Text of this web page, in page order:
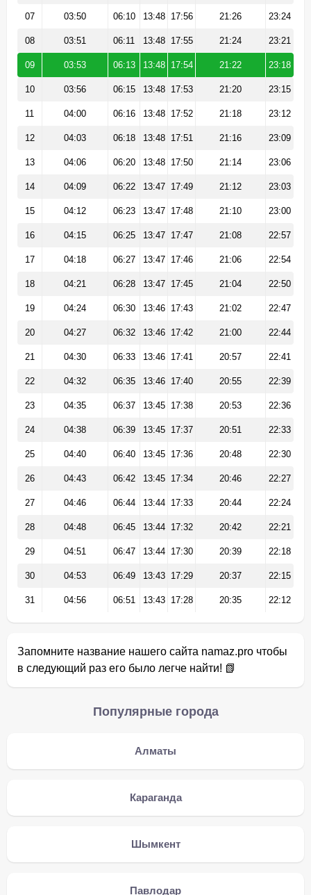
07 03:50 06:10 13:48 17:56 21:26 23:24
08 03:51 06:11 13:48 17:55 21:24 23:21
09 03:53 06:13 13:48 17:54 21:22 23:18
10 03:56 06:15 13:48 17:53 21:20 23:15
11 04:00 06:16 13:48 17:52 21:18 23:12
12 04:03 06:18 13:48 17:51 21:16 23:09
13 04:06 06:20 13:48 17:50 21:14 23:06
14 04:09 06:22 13:47 17:49 21:12 23:03
15 04:12 06:23 13:47 17:48 21:10 23:00
16 04:15 06:25 13:47 17:47 21:08 22:57
17 04:18 06:27 13:47 17:46 21:06 22:54
18 04:21 06:28 13:47 17:45 21:04 22:50
19 04:24 06:30 13:46 17:43 21:02 22:47
20 04:27 06:32 13:46 17:42 21:00 22:44
21 04:30 06:33 13:46 17:41 20:57 22:41
22 04:32 06:35 13:46 17:40 20:55 22:39
23 04:35 06:37 13:45 17:38 20:53 22:36
24 04:38 06:39 13:45 17:37 20:51 22:33
25 04:40 06:40 13:45 17:36 20:48 22:30
26 04:43 06:42 13:45 17:34 20:46 22:27
27 04:46 06:44 13:44 17:33 20:44 22:24
28 04:48 06:45 13:44 17:32 20:42 22:21
29 04:51 06:47 13:44 17:30 20:39 22:18
30 04:53 06:49 13:43 17:29 20:37 22:15
31 04:56 06:51 13:43 17:28 20:35 22:12
Запомните название нашего сайта namaz.pro чтобы
в следующий раз его было легче найти! 📗
Популярные города
Алматы
Караганда
Шымкент
Павлодар